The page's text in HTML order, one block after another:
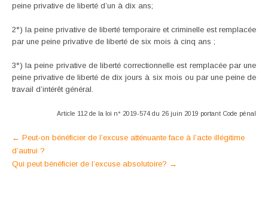
peine privative de liberté d’un à dix ans;
2°) la peine privative de liberté temporaire et criminelle est remplacée
par une peine privative de liberté de six mois à cinq ans ;
3°) la peine privative de liberté correctionnelle est remplacée par une
peine privative de liberté de dix jours à six mois ou par une peine de
travail d’intérêt général.
Article 112 de la loi n° 2019-574 du 26 juin 2019 portant Code pénal
Post
navigation
← Peut-on bénéficier de l’excuse atténuante face à l’acte illégitime
d’autrui ?
Qui peut bénéficier de l’excuse absolutoire? →